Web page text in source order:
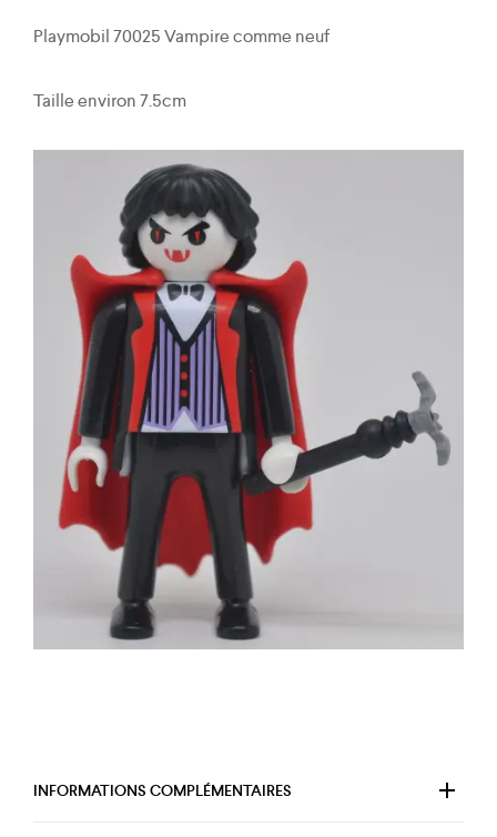
Playmobil 70025 Vampire comme neuf
Taille environ 7.5cm
INFORMATIONS COMPLÉMENTAIRES